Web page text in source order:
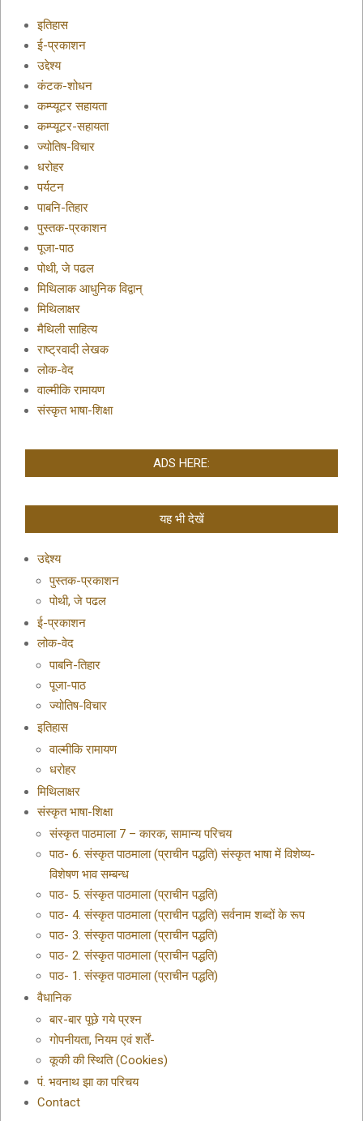
इतिहास
ई-प्रकाशन
उद्देश्य
कंटक-शोधन
कम्प्यूटर सहायता
कम्प्यूटर-सहायता
ज्योतिष-विचार
धरोहर
पर्यटन
पाबनि-तिहार
पुस्तक-प्रकाशन
पूजा-पाठ
पोथी, जे पढल
मिथिलाक आधुनिक विद्वान्
मिथिलाक्षर
मैथिली साहित्य
राष्ट्रवादी लेखक
लोक-वेद
वाल्मीकि रामायण
संस्कृत भाषा-शिक्षा
ADS HERE:
यह भी देखें
उद्देश्य
पुस्तक-प्रकाशन
पोथी, जे पढल
ई-प्रकाशन
लोक-वेद
पाबनि-तिहार
पूजा-पाठ
ज्योतिष-विचार
इतिहास
वाल्मीकि रामायण
धरोहर
मिथिलाक्षर
संस्कृत भाषा-शिक्षा
संस्कृत पाठमाला 7 – कारक, सामान्य परिचय
पाठ- 6. संस्कृत पाठमाला (प्राचीन पद्धति) संस्कृत भाषा में विशेष्य-
विशेषण भाव सम्बन्ध
पाठ- 5. संस्कृत पाठमाला (प्राचीन पद्धति)
पाठ- 4. संस्कृत पाठमाला (प्राचीन पद्धति) सर्वनाम शब्दों के रूप
पाठ- 3. संस्कृत पाठमाला (प्राचीन पद्धति)
पाठ- 2. संस्कृत पाठमाला (प्राचीन पद्धति)
पाठ- 1. संस्कृत पाठमाला (प्राचीन पद्धति)
वैधानिक
बार-बार पूछे गये प्रश्न
गोपनीयता, नियम एवं शर्तें-
कूकी की स्थिति (Cookies)
पं. भवनाथ झा का परिचय
Contact